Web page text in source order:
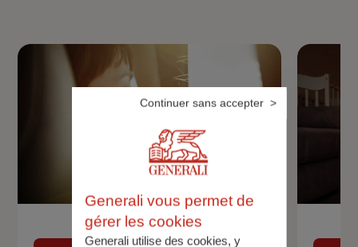
Devis assurance auto
Generali vous permet de
gérer les cookies
Generali utilise des cookies, y
Continuer sans accepter